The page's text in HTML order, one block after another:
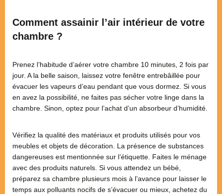
Comment assainir l’air intérieur de votre
chambre ?
Prenez l’habitude d’aérer votre chambre 10 minutes, 2 fois par
jour. A la belle saison, laissez votre fenêtre entrebâillée pour
évacuer les vapeurs d’eau pendant que vous dormez. Si vous
en avez la possibilité, ne faites pas sécher votre linge dans la
chambre. Sinon, optez pour l’achat d’un absorbeur d’humidité.
Vérifiez la qualité des matériaux et produits utilisés pour vos
meubles et objets de décoration. La présence de substances
dangereuses est mentionnée sur l’étiquette. Faites le ménage
avec des produits naturels. Si vous attendez un bébé,
préparez sa chambre plusieurs mois à l’avance pour laisser le
temps aux polluants nocifs de s’évacuer ou mieux, achetez du